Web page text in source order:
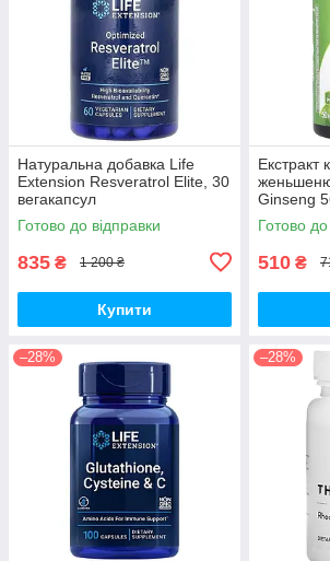
Натуральна добавка Life
Extension Resveratrol Elite, 30
вегакапсул
Готово до відправки
835 ₴ 1 200 ₴
Купити
Екстракт
Ginseng
Готово до
510 ₴
–28% –28%